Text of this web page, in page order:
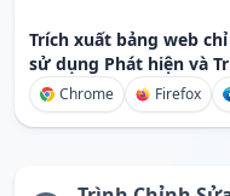
Trích xuất bảng web
sử dụng Phát hiện và
Chrome Firefox